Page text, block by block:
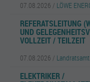
07.08.2026 / LÖWE
REFERATSLEITUNG
UND
VOLLZEIT / TEILZEIT
07.08.2026 /
ELEKTRIKER /